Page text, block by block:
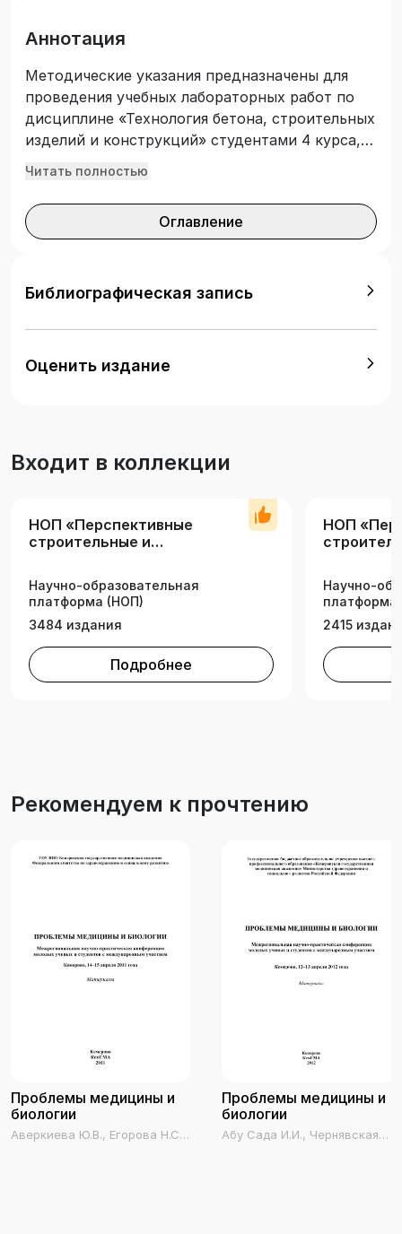
Аннотация
Методические указания предназначены для
проведения учебных лабораторных работ по
дисциплине «Технология бетона, строительных
изделий и конструкций» студентами 4 курса, а
также для выполнения соответствующих
квалификационных работ. В методических
указаниях приведены технические требования
для тяжёлых и лёгких бетонов.
Читать полностью
Оглавление
Библиографическая запись
Оценить издание
Входит в коллекции
НОП «Перспективные
строительные и
Научно-образовательная
платформа (НОП)
3484 издания
Подробнее
НОП
(вузы)
Научно-
платформа
2415
Рекомендуем к прочтению
Проблемы медицины и
биологии
Аверкиева Ю.В., Егорова Н.С.,
Проблемы медицины и
биологии
Абу Сада И.И., Чернявская